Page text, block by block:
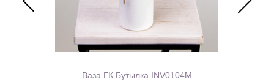
Ваза ГК Бутылка INV0104M